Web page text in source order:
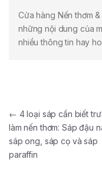
Cửa hàng Nến thơm
những nội dung của
nhiều thông tin hay
Điều hướng
← 4 loại sáp cần biết
làm nến thơm: Sáp đậu
sáp ong, sáp cọ và sáp
paraffin